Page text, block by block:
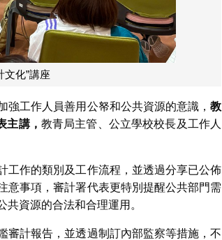
文化”講座
工作人員善用公帑和公共資源的意識， 教
主講， 教青局主管、公立學校校長及工作人
工作的類別及工作流程，並透過分享已公佈
意事項，審計署代表更特別提醒公共部門需
資源的合法和合理運用。
審計報告，並透過制訂內部監察等措施，不